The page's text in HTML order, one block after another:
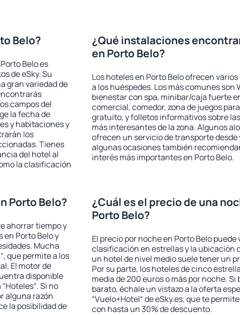
Belo?
Belo es
de eSky. Su
gran variedad de
campos del
la fecha de
y habitaciones y
los
Tienes
del hotel al
la clasificación
¿Qué instalaciones
en Porto Belo?
Los hoteles en Porto Belo ofrecen
a los huéspedes. Los más comunes son
bienestar con spa, minibar/caja fuerte
comercial, comedor, zona de juegos
gratuito, y folletos informativos sobre
más interesantes de la zona. Algunos
ofrecen un servicio de transporte desde
algunas ocasiones también
interés más importantes en Porto Belo.
Porto Belo?
ahorrar tiempo y
en Porto Belo y
Mucha
que permite a los
El motor de
disponible
Si no
alguna razón
la posibilidad de
¿Cuál es el precio de una
Porto Belo?
El precio por noche en Porto Belo puede
clasificación en estrellas y la ubicación
un hotel de nivel medio suele tener un
Por su parte, los hoteles de cinco
media de 200 euros o más por noche.
barato, échale un vistazo a la oferta
“Vuelo+Hotel“ de eSky.es, que te
con hasta un 30% de descuento.